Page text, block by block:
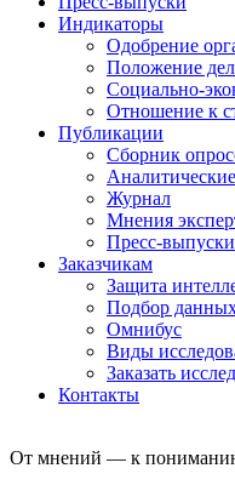
Индикаторы
Одобрение
Положение дел
Социально-
Отношение к
Публикации
Сборник
Журнал
Мнения
Пресс-выпуски
Заказчикам
Защита
Подбор
Омнибус
Виды
Заказать
Контакты
От мнений — к